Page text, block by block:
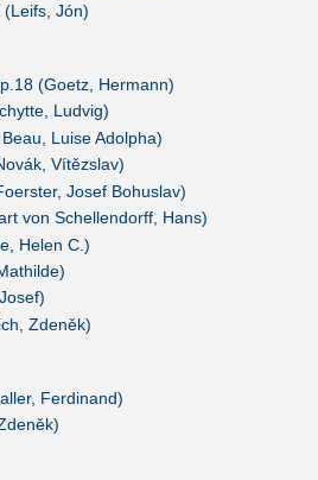
Jón)
(Goetz, Hermann)
Ludvig)
Luise Adolpha)
Vítězslav)
Josef Bohuslav)
von Schellendorff, Hans)
Helen C.)
Zdeněk)
Ferdinand)